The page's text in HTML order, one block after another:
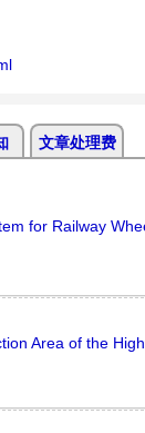
文章处理费
for Railway
Area of the